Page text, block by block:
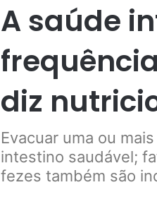
A saúde
diz
Evacuar uma ou
intestino saudável;
fezes também são